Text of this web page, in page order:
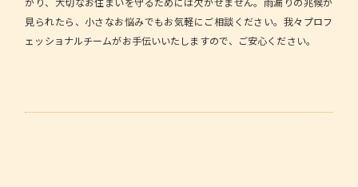
見られたら、小さなお悩みでもお気軽にご相談ください。我々プロフ
ェッショナルチームがお手伝いいたしますので、ご安心ください。